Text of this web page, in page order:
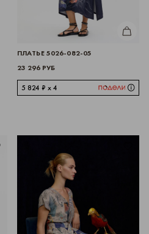
КУПИТЬ
ПЛАТЬЕ 5026-082-05
23 296 РУБ
5 824 ₽ x 4